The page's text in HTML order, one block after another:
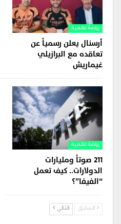
رياضة عالمية
أرسنال يعلن رسمياً عن
تعاقده مع البرازيلي
غيماريش
رياضة عالمية
211 صوتاً ومليارات
الدولارات.. كيف تعمل
“الفيفا”؟
السابق التالي